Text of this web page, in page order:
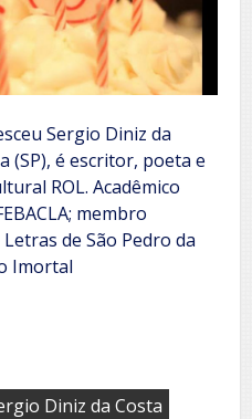
Sergio Diniz da
(SP), é escritor, poeta e
ROL. Acadêmico
membro
de São Pedro da
Imortal
Diniz da Costa